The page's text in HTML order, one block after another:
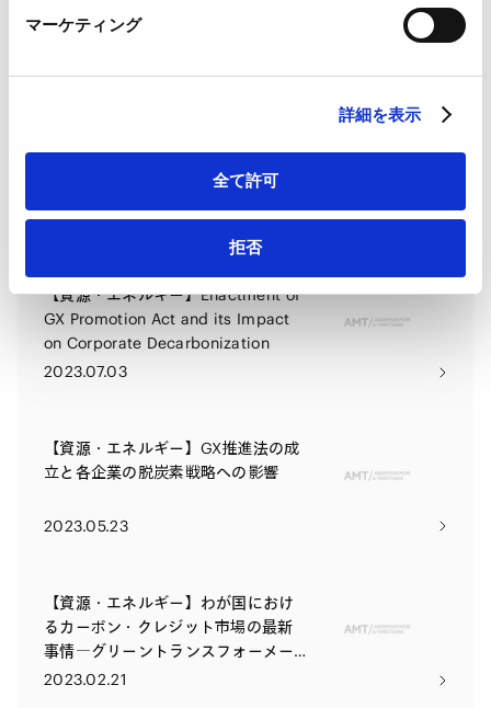
LinkedIn プライバシーポリシー（
HubSpot プライバシーポリシー（外部サイト）
マーケティング
詳細を表示
全て許可
拒否
Transformation Using E-signatures
2023.08.15
【資源・エネルギー】Enactment of
GX Promotion Act and its Impact
on Corporate Decarbonization
2023.07.03
【資源・エネルギー】GX推進法の成
立と各企業の脱炭素戦略への影響
2023.05.23
【資源・エネルギー】わが国におけ
るカーボン・クレジット市場の最新
事情―グリーントランスフォーメー
ション（GX）・脱炭素（カーボンニ
2023.02.21